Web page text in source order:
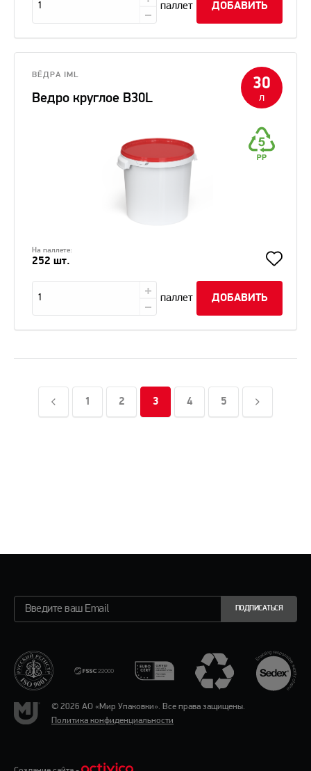
паллет ДОБАВИТЬ
30
л
ВЁДРА IML
Ведро круглое B30L
На паллете:
252 шт.
паллет ДОБАВИТЬ
1 2 3 4 5
ПОДПИСАТЬСЯ
© 2026 АО «Мир Упаковки». Все права защищены.
Политика конфиденциальности